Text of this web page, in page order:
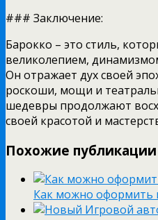
### Заключение:
Барокко – это стиль,
великолепием,
Он отражает дух своей
роскоши, мощи и
шедевры продолжают
своей красотой и
Похожие публикации
Как можно оформить